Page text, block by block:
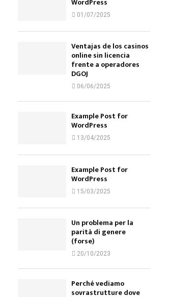
01/07/2025
Ventajas de los casinos
online sin licencia
frente a operadores
DGOJ
06/06/2025
Example Post for
WordPress
13/04/2025
Example Post for
WordPress
15/03/2025
Un problema per la
parità di genere
(forse)
20/10/2023
Perché vediamo
sovrastrutture dove